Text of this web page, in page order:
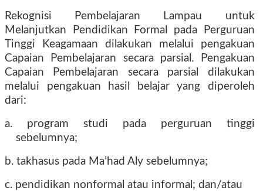
Rekognisi Pembelajaran Lampau untuk
Melanjutkan Pendidikan Formal pada Perguruan
Tinggi Keagamaan dilakukan melalui pengakuan
Capaian Pembelajaran secara parsial. Pengakuan
Capaian Pembelajaran secara parsial dilakukan
melalui pengakuan hasil belajar yang diperoleh
dari:
a. program studi pada perguruan tinggi
sebelumnya;
b. takhasus pada Ma’had Aly sebelumnya;
c. pendidikan nonformal atau informal; dan/atau